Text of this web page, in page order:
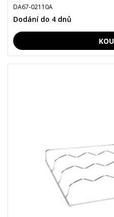
DA67-02110A
Dodání do 4 dnů